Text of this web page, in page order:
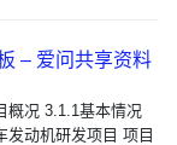
– 爱问共享资料
概况 3.1.1基本情况
发动机研发项目 项目